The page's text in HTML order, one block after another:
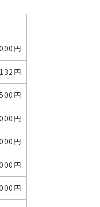
円
円
円
円
円
円
円